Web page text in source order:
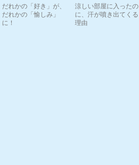
だれかの「好き」が、
だれかの「愉しみ」
に！
涼しい部屋に入ったの
に、汗が噴き出てくる
理由